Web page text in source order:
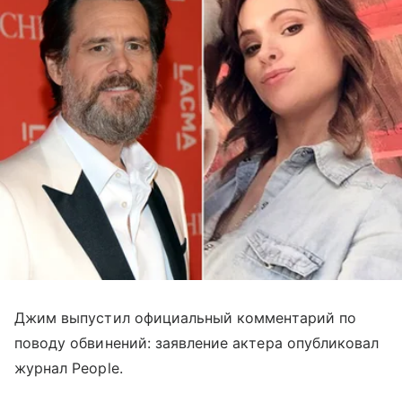
Джим выпустил официальный комментарий по
поводу обвинений: заявление актера опубликовал
журнал People.